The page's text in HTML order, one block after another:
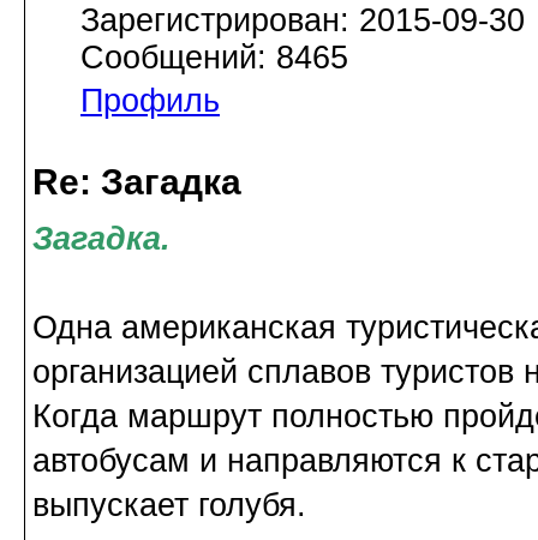
Зарегистрирован: 2015-09-30
Сообщений: 8465
Профиль
Re: Загадка
Загадка.
Одна американская
организацией сплавов
Когда маршрут полностью
автобусам и направляются к
выпускает голубя.